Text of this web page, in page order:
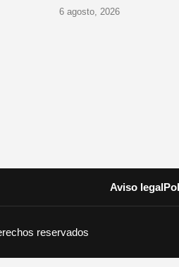
6 agosto, 2026
Aviso legal
reservados